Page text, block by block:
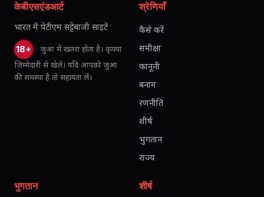
केबीएसएंडआर्ट
भारत में पेटीएम सट्टेबाजी साइटें
18+
जुआ में खतरा होता है। कृपया
जिम्मेदारी से खेलें। यदि आपको जुआ
की समस्या है तो सहायता लें।
श्रेणियाँ
कैसे करें
समीक्षा
कानूनी
बनाम
रणनीति
शीर्ष
भुगतान
राज्य
भुगतान शीर्ष